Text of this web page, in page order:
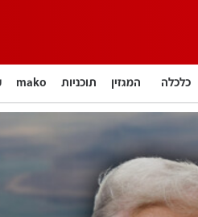
כלכלה המגזין
ספורט
DATA
English
12+
תוכניות mako